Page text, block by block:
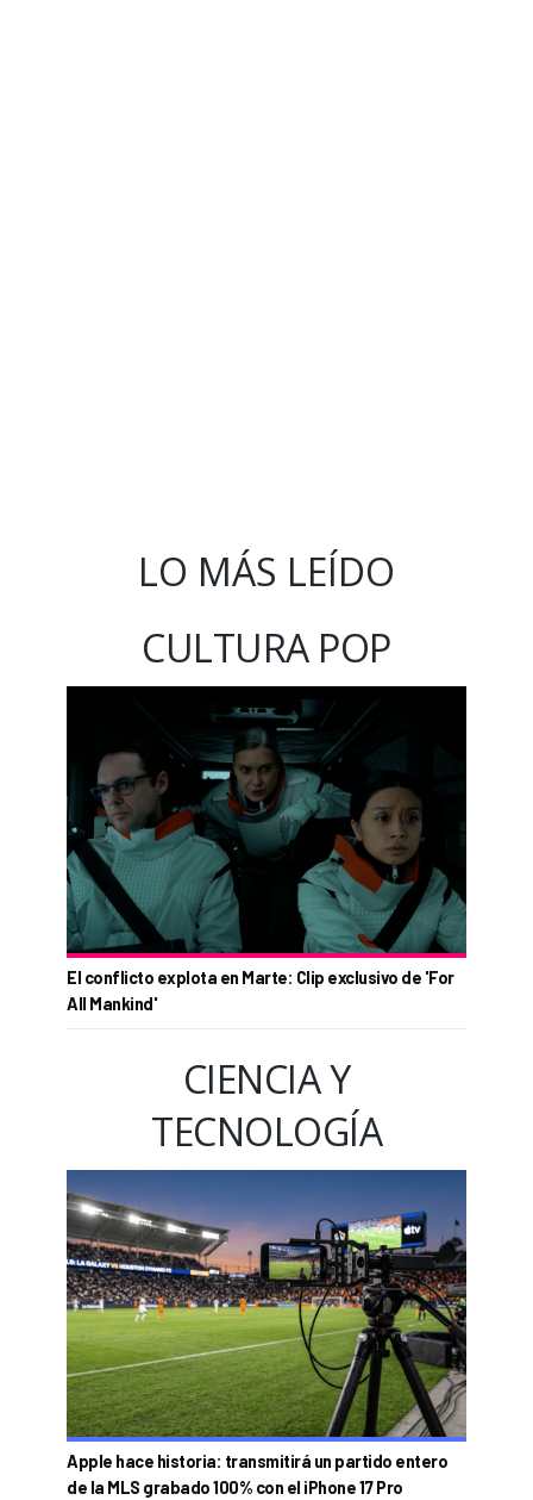
LO MÁS LEÍDO
CULTURA POP
El conflicto explota en Marte: Clip exclusivo de 'For
All Mankind'
CIENCIA Y
TECNOLOGÍA
Apple hace historia: transmitirá un partido entero
de la MLS grabado 100% con el iPhone 17 Pro